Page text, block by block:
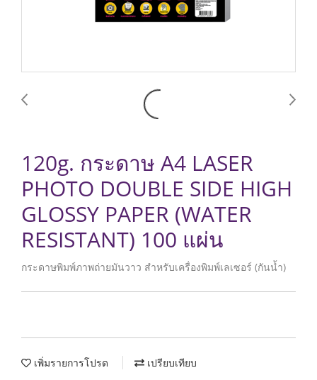
120g. กระดาษ A4 LASER
PHOTO DOUBLE SIDE HIGH
GLOSSY PAPER (WATER
RESISTANT) 100 แผ่น
กระดาษพิมพ์ภาพถ่ายมันวาว สำหรับเครื่องพิมพ์เลเซอร์ (กันน้ำ)
เพิ่มรายการโปรด เปรียบเทียบ